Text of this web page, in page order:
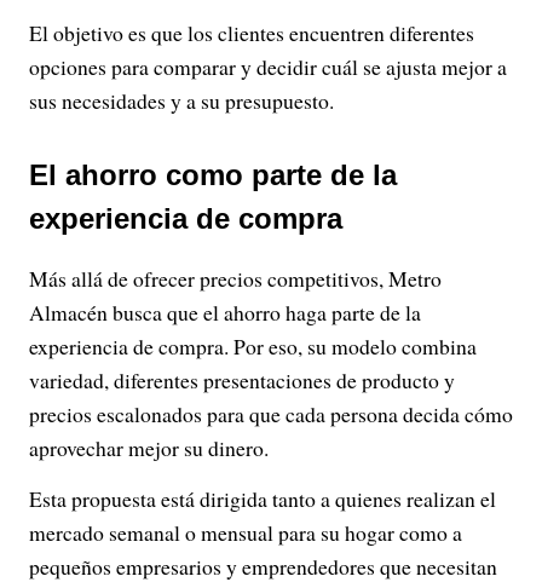
El objetivo es que los clientes encuentren diferentes
opciones para comparar y decidir cuál se ajusta mejor a
sus necesidades y a su presupuesto.
El ahorro como parte de la
experiencia de compra
Más allá de ofrecer precios competitivos, Metro
Almacén busca que el ahorro haga parte de la
experiencia de compra. Por eso, su modelo combina
variedad, diferentes presentaciones de producto y
precios escalonados para que cada persona decida cómo
aprovechar mejor su dinero.
Esta propuesta está dirigida tanto a quienes realizan el
mercado semanal o mensual para su hogar como a
pequeños empresarios y emprendedores que necesitan